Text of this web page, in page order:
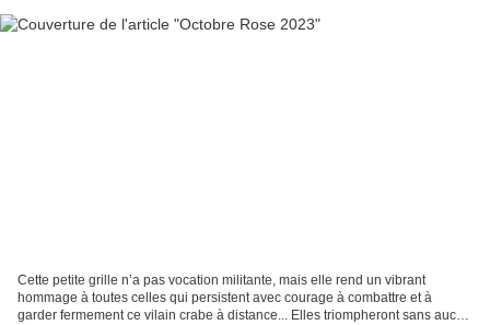
Cette petite grille n’a pas vocation militante, mais elle rend un vibrant
hommage à toutes celles qui persistent avec courage à combattre et à
garder fermement ce vilain crabe à distance... Elles triompheront sans aucun